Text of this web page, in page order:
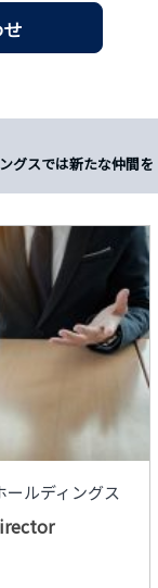
グスでは新たな仲間を
ルディングス